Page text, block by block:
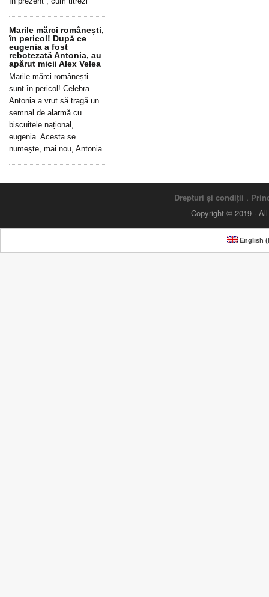
Marile mărci românești,
în pericol! După ce
eugenia a fost
rebotezată Antonia, au
apărut micii Alex Velea
Marile mărci românești
sunt în pericol! Celebra
Antonia a vrut să tragă un
semnal de alarmă cu
biscuitele național,
eugenia. Acesta se
numește, mai nou, Antonia.
Drepturi și condiții .
Copyright © 2019 ·
English (